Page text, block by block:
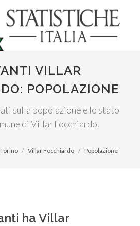
VILLAR
POPOLAZIONE
sulla popolazione e lo stato
di Villar Focchiardo.
Torino Villar Focchiardo Popolazione
ha Villar